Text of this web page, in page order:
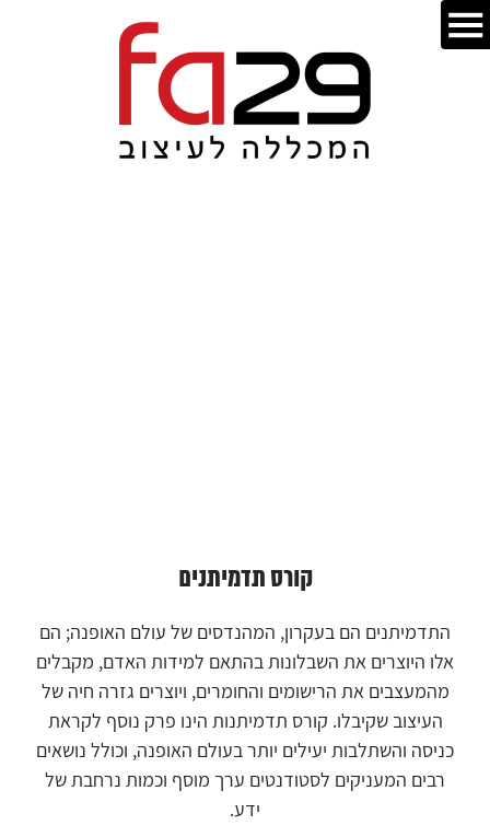
קורס תדמיתנים
התדמיתנים הם בעקרון, המהנדסים של עולם האופנה; הם
אלו היוצרים את השבלונות בהתאם למידות האדם, מקבלים
מהמעצבים את הרישומים והחומרים, ויוצרים גזרה חיה של
העיצוב שקיבלו. קורס תדמיתנות הינו פרק נוסף לקראת
כניסה והשתלבות יעילים יותר בעולם האופנה, וכולל נושאים
רבים המעניקים לסטודנטים ערך מוסף וכמות נרחבת של
ידע.